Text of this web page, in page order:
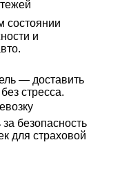
состоянии
и
— доставить
стресса.
безопасность
для страховой